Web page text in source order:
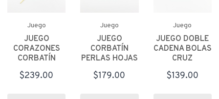
Juego
JUEGO
CORAZONES
CORBATÍN
$239.00
Juego
JUEGO
CORBATÍN
PERLAS HOJAS
$179.00
Juego
JUEGO DOBLE
CADENA BOLAS
CRUZ
$139.00